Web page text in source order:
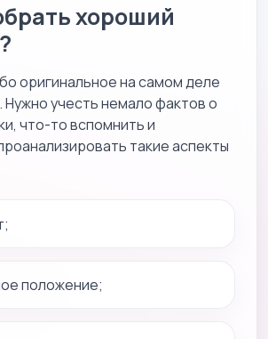
хороший
оригинальное на самом деле
Нужно учесть немало фактов о
что-то вспомнить и
такие аспекты
положение;